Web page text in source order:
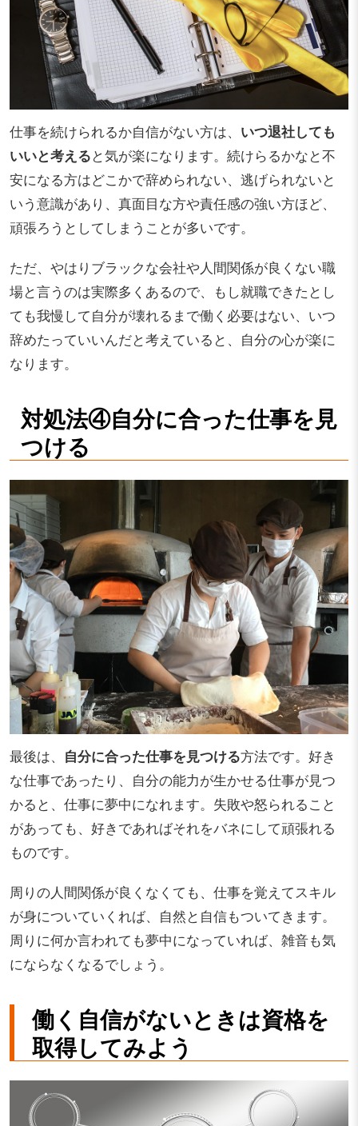
仕事を続けられるか自信がない方は、 いつ退社しても
いいと考えると気が楽になります。続けらるかなと不
安になる方はどこかで辞められない、逃げられないと
いう意識があり、真面目な方や責任感の強い方ほど、
頑張ろうとしてしまうことが多いです。
ただ、やはりブラックな会社や人間関係が良くない職
場と言うのは実際多くあるので、もし就職できたとし
ても我慢して自分が壊れるまで働く必要はない、いつ
辞めたっていいんだと考えていると、自分の心が楽に
なります。
対処法④自分に合った仕事を見
つける
最後は、 自分に合った仕事を見つける方法です。好き
な仕事であったり、自分の能力が生かせる仕事が見つ
かると、仕事に夢中になれます。失敗や怒られること
があっても、好きであればそれをバネにして頑張れる
ものです。
周りの人間関係が良くなくても、仕事を覚えてスキル
が身についていくれば、自然と自信もついてきます。
周りに何か言われても夢中になっていれば、雑音も気
にならなくなるでしょう。
働く自信がないときは資格を
取得してみよう